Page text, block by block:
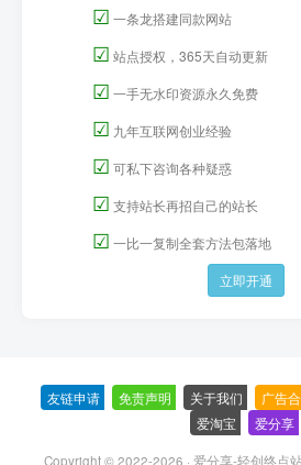
☑ 一条龙搭建同款网站
☑ 站点授权，365天自动更新
☑ 一手无水印资源永久免费
☑ 九年互联网创业经验
☑ 可私下咨询各种疑惑
☑ 支持站长再招自己的站长
☑ 一比一复制全套方法包落地
立即开通
友链申请 免责声明 关于我们 广告
爱淘宝
爱分享
Copyright © 2022-2026 · 爱分享-轻创终点